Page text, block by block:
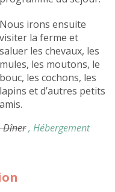
Nous irons ensuite
visiter la ferme et
saluer les chevaux, les
mules, les moutons, le
bouc, les cochons, les
lapins et d’autres petits
amis.
Dîner, Hébergement